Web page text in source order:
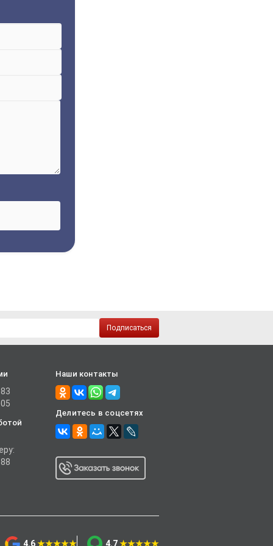
Подписаться
Наши контакты
Делитесь в соцсетях
4.6★★★★★ 4.7★★★★★